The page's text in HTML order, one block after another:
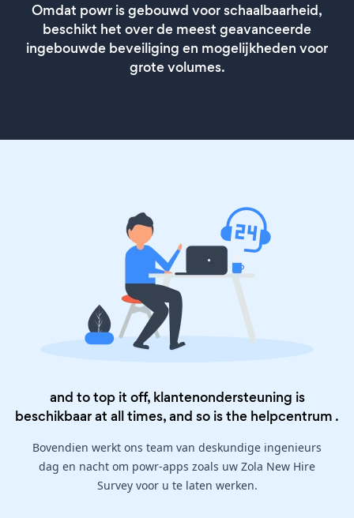
Omdat powr is gebouwd voor schaalbaarheid,
beschikt het over de meest geavanceerde
ingebouwde beveiliging en mogelijkheden voor
grote volumes.
and to top it off, klantenondersteuning is
beschikbaar at all times, and so is the helpcentrum .
Bovendien werkt ons team van deskundige ingenieurs
dag en nacht om powr-apps zoals uw Zola New Hire
Survey voor u te laten werken.